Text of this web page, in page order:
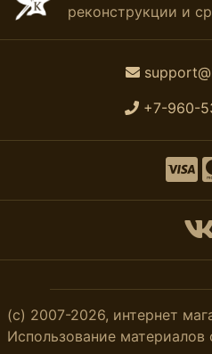
реконструкции и
+7-960-
(с) 2007-2026, интернет
Использование